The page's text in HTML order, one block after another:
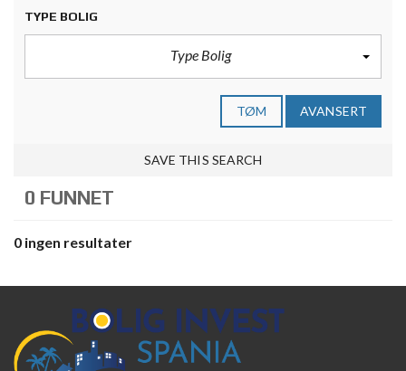
TYPE BOLIG
Type Bolig
TØM AVANSERT
SAVE THIS SEARCH
0 FUNNET
0 ingen resultater